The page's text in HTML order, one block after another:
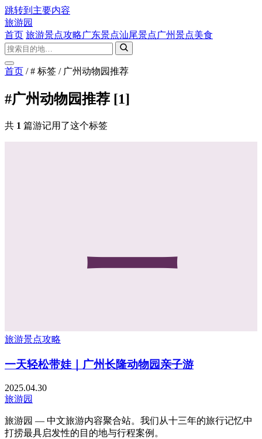
跳转到主要内容
旅游园
首页 旅游景点攻略广东景点汕尾景点广州景点美食
首页 / # 标签 / 广州动物园推荐
#广州动物园推荐 [1]
共 1 篇游记用了这个标签
一
旅游景点攻略
一天轻松带娃｜广州长隆动物园亲子游
2025.04.30
旅游园
旅游园 — 中文旅游内容聚合站。我们从十三年的旅行记忆中
打捞最具启发性的目的地与行程案例。